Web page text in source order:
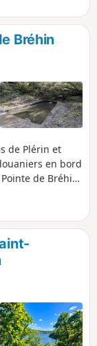
Bréhin
de Plérin et
en bord
de Bréhin,
et